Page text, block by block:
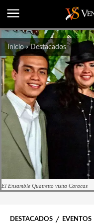
Inicio Destacados
El Ensamble Quatretto visita Caracas
DESTACADOS EVENTOS